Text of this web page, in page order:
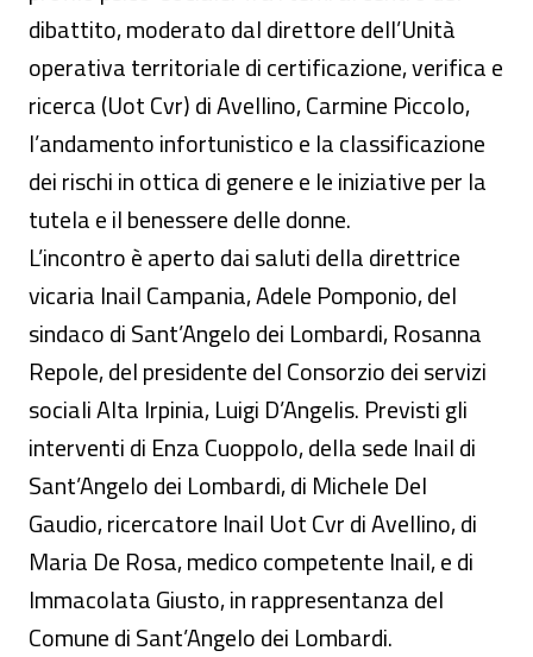
dibattito, moderato dal direttore dell’Unità
operativa territoriale di certificazione, verifica e
ricerca (Uot Cvr) di Avellino, Carmine Piccolo,
l’andamento infortunistico e la classificazione
dei rischi in ottica di genere e le iniziative per la
tutela e il benessere delle donne.
L’incontro è aperto dai saluti della direttrice
vicaria Inail Campania, Adele Pomponio, del
sindaco di Sant’Angelo dei Lombardi, Rosanna
Repole, del presidente del Consorzio dei servizi
sociali Alta Irpinia, Luigi D’Angelis. Previsti gli
interventi di Enza Cuoppolo, della sede Inail di
Sant’Angelo dei Lombardi, di Michele Del
Gaudio, ricercatore Inail Uot Cvr di Avellino, di
Maria De Rosa, medico competente Inail, e di
Immacolata Giusto, in rappresentanza del
Comune di Sant’Angelo dei Lombardi.